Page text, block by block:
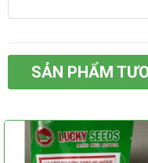
có
thể.
Các
thể
được
SẢN PHẨM